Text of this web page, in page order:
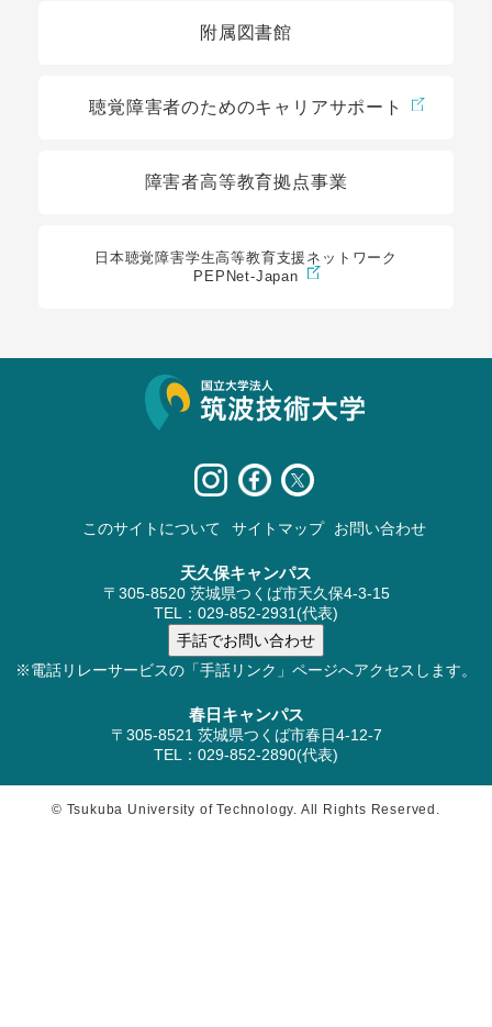
附属図書館
聴覚障害者のためのキャリアサポート
障害者高等教育拠点事業
日本聴覚障害学生高等教育支援ネットワーク
PEPNet-Japan
このサイトについて サイトマップ お問い合わせ
天久保キャンパス
〒305-8520 茨城県つくば市天久保4-3-15
TEL：029-852-2931(代表)
※電話リレーサービスの「手話リンク」ページへアクセスします。
春日キャンパス
〒305-8521 茨城県つくば市春日4-12-7
TEL：029-852-2890(代表)
© Tsukuba University of Technology. All Rights Reserved.